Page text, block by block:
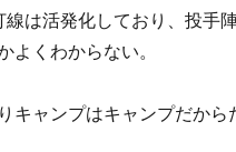
は活発化しており、投手
よくわからない。
キャンプはキャンプだから